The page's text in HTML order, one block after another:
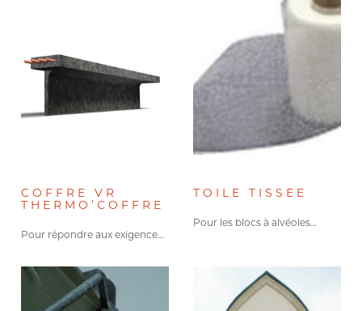
COFFRE VR
THERMO’COFFRE
Pour répondre aux exigences de…
TOILE TISSEE
Pour les blocs à alvéoles…